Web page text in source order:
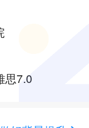
思7.0